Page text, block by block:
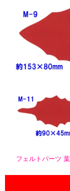
フェルトパーツ